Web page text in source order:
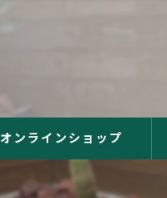
オンラインショップ